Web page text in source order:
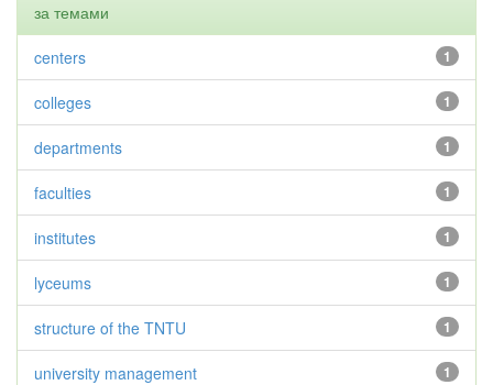
за темами
1
centers
1
colleges
1
departments
1
faculties
1
institutes
1
lyceums
1
structure of the TNTU
1
university management